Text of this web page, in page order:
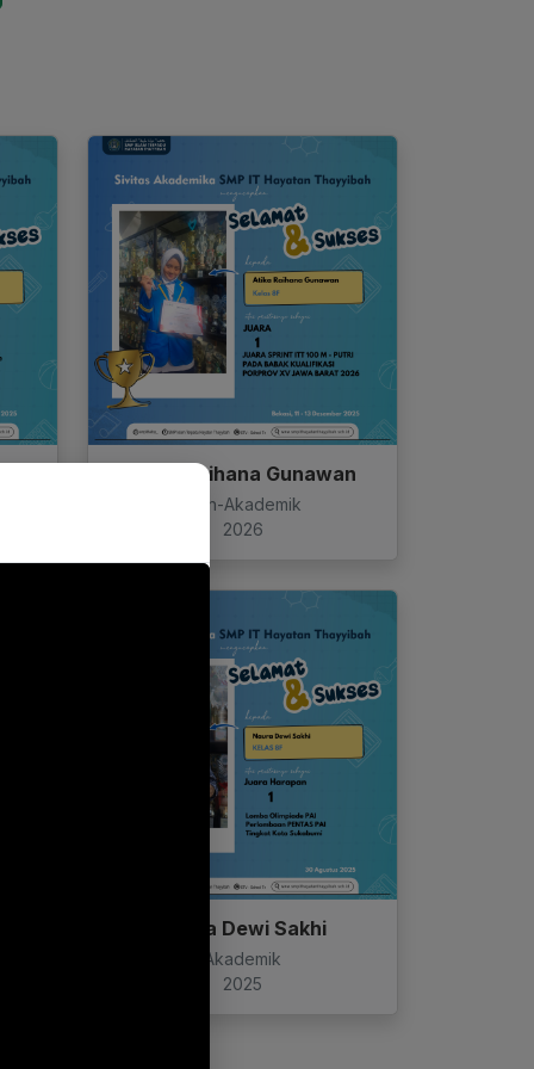
Atika Raihana Gunawan
Non-Akademik
2026
Naura Dewi Sakhi
Akademik
2025